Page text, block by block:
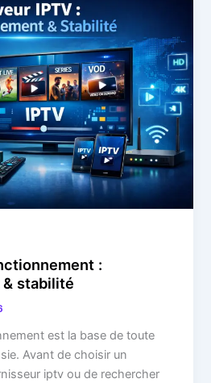
:
stabilité
est la base de toute
Avant de choisir un
iptv ou de rechercher